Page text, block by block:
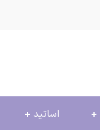
اساتید